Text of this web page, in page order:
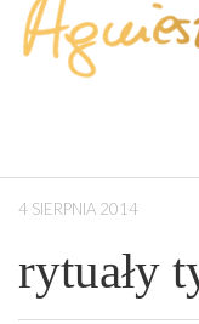
4 SIERPNIA 2014
rytuały